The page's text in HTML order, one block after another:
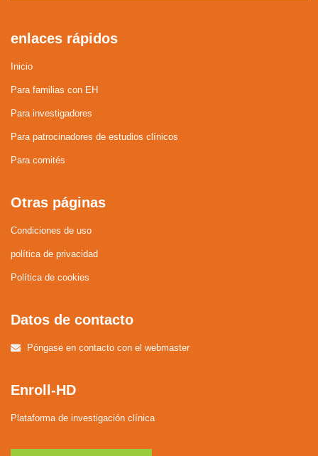
enlaces rápidos
Inicio
Para familias con EH
Para investigadores
Para patrocinadores de estudios clínicos
Para comités
Otras páginas
Condiciones de uso
política de privacidad
Política de cookies
Datos de contacto
Póngase en contacto con el webmaster
Enroll-HD
Plataforma de investigación clínica